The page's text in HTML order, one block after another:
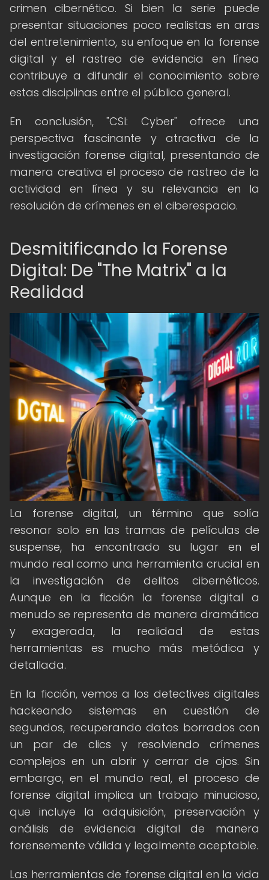
crimen cibernético. Si bien la serie puede
presentar situaciones poco realistas en aras
del entretenimiento, su enfoque en la forense
digital y el rastreo de evidencia en línea
contribuye a difundir el conocimiento sobre
estas disciplinas entre el público general.
En conclusión, "CSI: Cyber" ofrece una
perspectiva fascinante y atractiva de la
investigación forense digital, presentando de
manera creativa el proceso de rastreo de la
actividad en línea y su relevancia en la
resolución de crímenes en el ciberespacio.
Desmitificando la Forense
Digital: De "The Matrix" a la
Realidad
La forense digital, un término que solía
resonar solo en las tramas de películas de
suspense, ha encontrado su lugar en el
mundo real como una herramienta crucial en
la investigación de delitos cibernéticos.
Aunque en la ficción la forense digital a
menudo se representa de manera dramática
y exagerada, la realidad de estas
herramientas es mucho más metódica y
detallada.
En la ficción, vemos a los detectives digitales
hackeando sistemas en cuestión de
segundos, recuperando datos borrados con
un par de clics y resolviendo crímenes
complejos en un abrir y cerrar de ojos. Sin
embargo, en el mundo real, el proceso de
forense digital implica un trabajo minucioso,
que incluye la adquisición, preservación y
análisis de evidencia digital de manera
forensemente válida y legalmente aceptable.
Las herramientas de forense digital en la vida